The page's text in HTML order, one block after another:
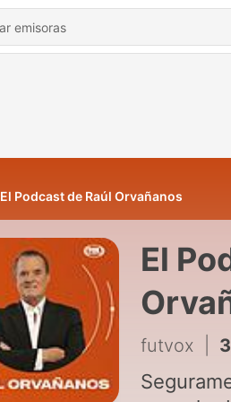
El Podcast de Raúl Orvañanos
El
futvox 30 -